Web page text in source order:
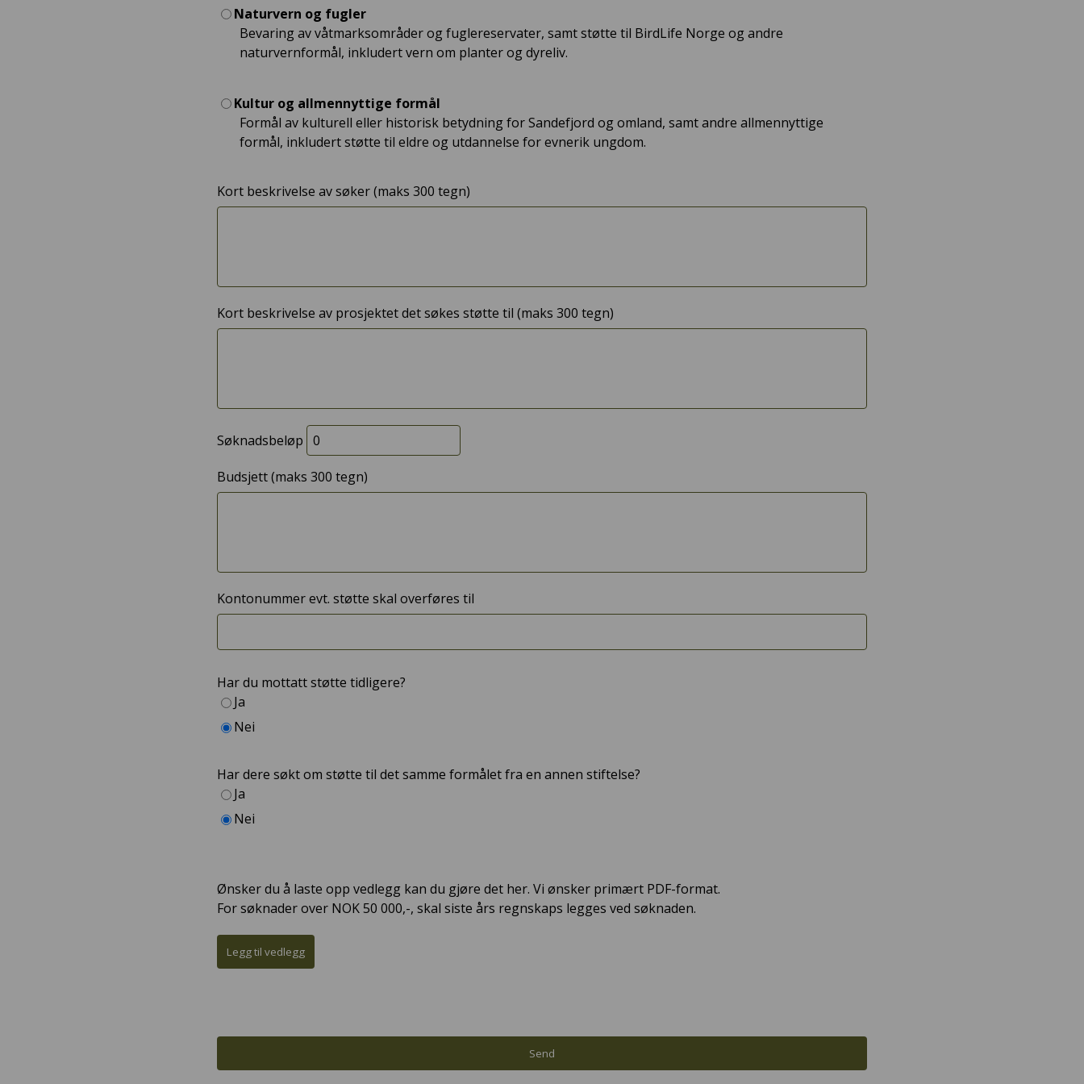
Naturvern og fugler
Bevaring av våtmarksområder og fuglereservater, samt støtte til BirdLife Norge og andre
naturvernformål, inkludert vern om planter og dyreliv.
Kultur og allmennyttige formål
Formål av kulturell eller historisk betydning for Sandefjord og omland, samt andre allmennyttige
formål, inkludert støtte til eldre og utdannelse for evnerik ungdom.
Kort beskrivelse av søker (maks 300 tegn)
Kort beskrivelse av prosjektet det søkes støtte til (maks 300 tegn)
Søknadsbeløp
Budsjett (maks 300 tegn)
Kontonummer evt. støtte skal overføres til
Har du mottatt støtte tidligere?
Ja
Nei
Har dere søkt om støtte til det samme formålet fra en annen stiftelse?
Ja
Nei
Ønsker du å laste opp vedlegg kan du gjøre det her. Vi ønsker primært PDF-format.
For søknader over NOK 50 000,-, skal siste års regnskaps legges ved søknaden.
Legg til vedlegg
Send